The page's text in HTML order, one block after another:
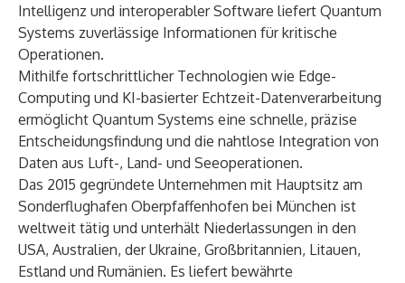
Intelligenz und interoperabler Software liefert Quantum
Systems zuverlässige Informationen für kritische
Operationen.
Mithilfe fortschrittlicher Technologien wie Edge-
Computing und KI-basierter Echtzeit-Datenverarbeitung
ermöglicht Quantum Systems eine schnelle, präzise
Entscheidungsfindung und die nahtlose Integration von
Daten aus Luft-, Land- und Seeoperationen.
Das 2015 gegründete Unternehmen mit Hauptsitz am
Sonderflughafen Oberpfaffenhofen bei München ist
weltweit tätig und unterhält Niederlassungen in den
USA, Australien, der Ukraine, Großbritannien, Litauen,
Estland und Rumänien. Es liefert bewährte